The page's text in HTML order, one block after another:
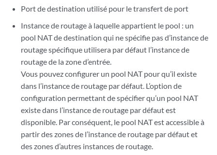
Port de destination utilisé pour le transfert de port
Instance de routage à laquelle appartient le pool : un
pool NAT de destination qui ne spécifie pas d’instance de
routage spécifique utilisera par défaut l’instance de
routage de la zone d’entrée.
Vous pouvez configurer un pool NAT pour qu’il existe
dans l’instance de routage par défaut. L’option de
configuration permettant de spécifier qu’un pool NAT
existe dans l’instance de routage par défaut est
disponible. Par conséquent, le pool NAT est accessible à
partir des zones de l’instance de routage par défaut et
des zones d’autres instances de routage.